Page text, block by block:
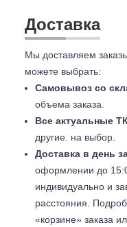
Доставка
Мы доставляем
можете выбрать:
Самовывоз со
объема заказа.
Все актуальные ТК
другие. на выбор.
Доставка в день
оформлении до
индивидуально и
расстояния.
«корзине» заказа